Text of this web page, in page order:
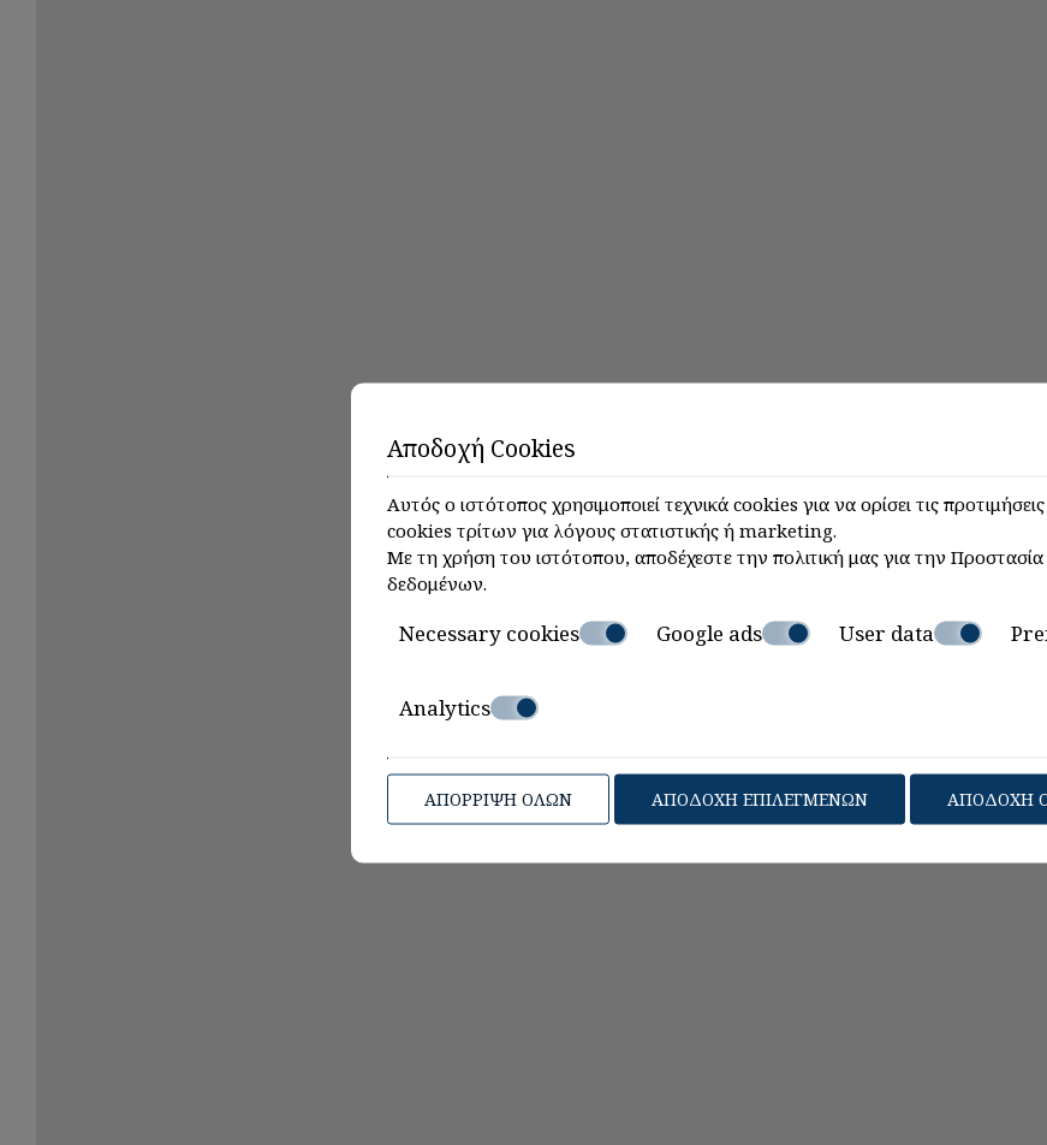
Αποδοχή Cookies
Αυτός ο ιστότοπος χρησιμοποιεί τεχνικά cookies για να ορίσει τις
cookies τρίτων για λόγους στατιστικής ή marketing.
Με τη χρήση του ιστότοπου, αποδέχεστε την πολιτική μας για την
δεδομένων.
Necessary cookies Google ads User data
Analytics
ΑΠΌΡΡΙΨΗ ΌΛΩΝ ΑΠΟΔΟΧΉ ΕΠΙΛΕΓΜΈΝΩΝ ΑΠΟΔΟΧΉ